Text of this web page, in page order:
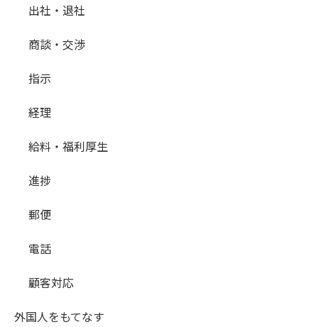
出社・退社
商談・交渉
指示
経理
給料・福利厚生
進捗
郵便
電話
顧客対応
外国人をもてなす